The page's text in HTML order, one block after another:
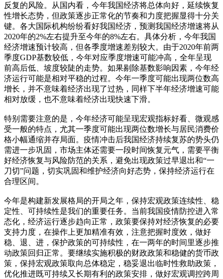
反复的风险。从国内看，今年我国经济将总体向好，延续恢复
性增长态势，但政策逐步正常化的节奏和力度把握显得十分关
键。各大国际机构纷纷看好我国经济，预测我国经济增速将从
2020年的2%左右提升至今年的8%左右。具体分析，今年我国
经济增速预计较高，但各季度增速差别较大。由于2020年前两
季度GDP基数较低，今年对应季度增速可能冲高，全年呈现
前高后低、坡度较陡的走势。如果剔除基数影响因素，今年经
济运行可能是相对平稳的过程。今年一季度可能出现两位数高
增长，并不意味着经济出现了过热，同样下半年经济增速可能
相对放缓，也不意味着经济出现快速下滑。
特别需要注意的是，今年经济可能呈现宏观指标好看、微观感
受一般的特点，尤其一季度可能出现两位数增长与居民消费价
格小幅通缩并存局面。疫情冲击后我国经济持续复苏的势头仍
需进一步巩固，市场主体还需要一段时间恢复元气，需要平衡
好经济恢复与风险防范的关系，避免出现政策过早退出和“一
刀切”问题，切实巩固和维护经济向好态势，保持经济运行在
合理区间。
今年是构建新发展格局的开局之年，保持宏观政策连续性、稳
定性、可持续性是我们的重要任务。当前我国疫情防控进入常
态化，经济运行逐步趋向正常，政策要保持对经济恢复的必要
支持力度，在操作上更加精准有效，注意把握时度效，做好
稳、退、进，保护政策的可持续性，在一两年的时间里逐步推
动政策回归正常。要继续实施积极的财政政策和稳健的货币政
策，保持宏观政策取向总体稳定，稳妥退出临时性救助政策，
优化推进既可持续又长期有利的政策安排，做好宏观调控跨周